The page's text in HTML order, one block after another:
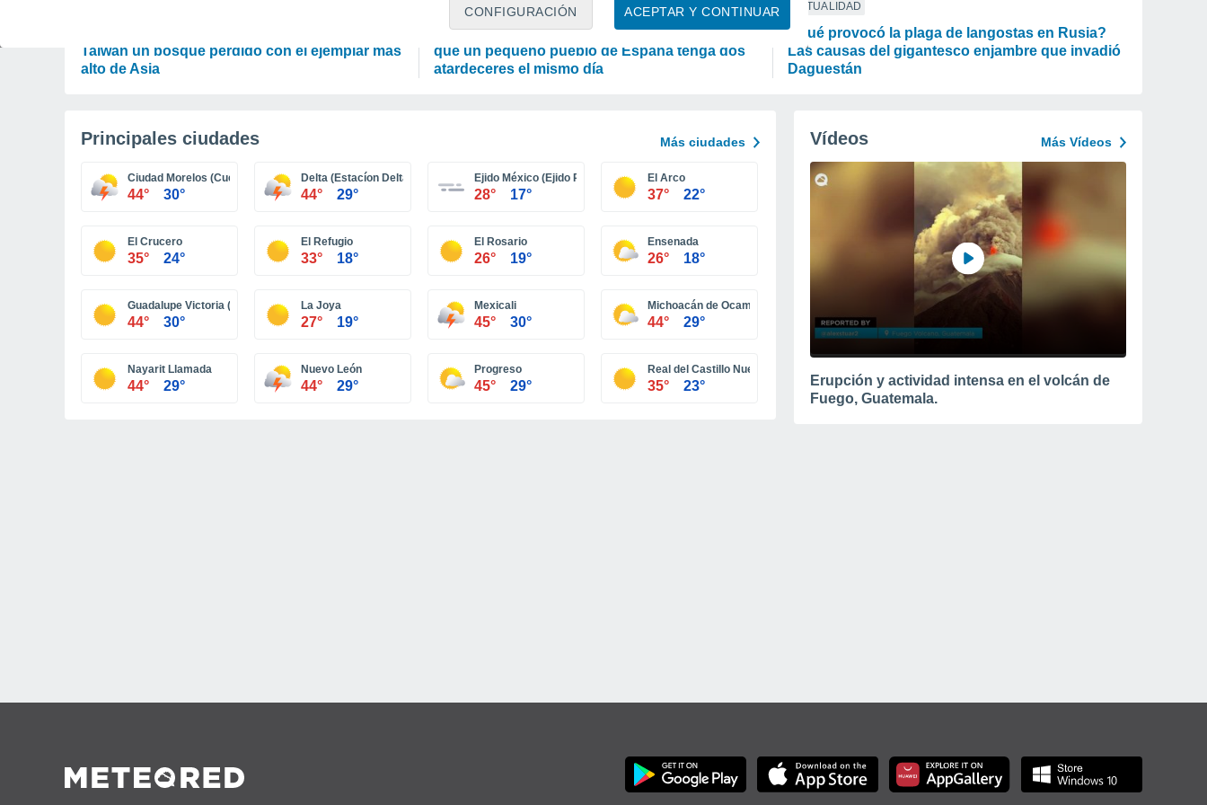
ACEPTAR Y CONTINUAR
CONFIGURACIÓN
Taiwán un bosque perdido con el ejemplar más
alto de Asia
ASTRONOMÍA
Un fenómeno astronómico único provocará
que un pequeño pueblo de España tenga dos
atardeceres el mismo día
ACTUALIDAD
¿Qué provocó la plaga de langostas en Rusia?
Las causas del gigantesco enjambre que invadió
Daguestán
Principales ciudades Más ciudades
Ciudad Morelos (Cuervos)
44° 30°
Delta (Estacíon Delta)
44° 29°
Ejido México (Ejido Punta Colonet)
28° 17°
El Arco
37° 22°
El Crucero
35° 24°
El Refugio
33° 18°
El Rosario
26° 19°
Ensenada
26° 18°
Guadalupe Victoria (Km. 43)
44° 30°
La Joya
27° 19°
Mexicali
45° 30°
Michoacán de Ocampo
44° 29°
Nayarit Llamada
44° 29°
Nuevo León
44° 29°
Progreso
45° 29°
Real del Castillo Nuevo (Ojos Negros)
35° 23°
Vídeos Más Vídeos
Erupción y actividad intensa en el volcán de
Fuego, Guatemala.